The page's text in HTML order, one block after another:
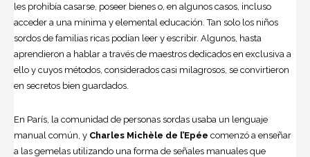
les prohibía casarse, poseer bienes o, en algunos casos, incluso
acceder a una mínima y elemental educación. Tan solo los niños
sordos de familias ricas podían leer y escribir. Algunos, hasta
aprendieron a hablar a través de maestros dedicados en exclusiva a
ello y cuyos métodos, considerados casi milagrosos, se convirtieron
en secretos bien guardados.
En París, la comunidad de personas sordas usaba un lenguaje
manual común, y Charles Michèle de l’Epée comenzó a enseñar
a las gemelas utilizando una forma de señales manuales que